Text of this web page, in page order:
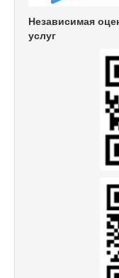
Независимая
услуг